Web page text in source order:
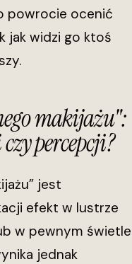
powrocie ocenić
jak widzi go ktoś
makijażu":
percepcji?
jest
efekt w lustrze
w pewnym świetle
jednak